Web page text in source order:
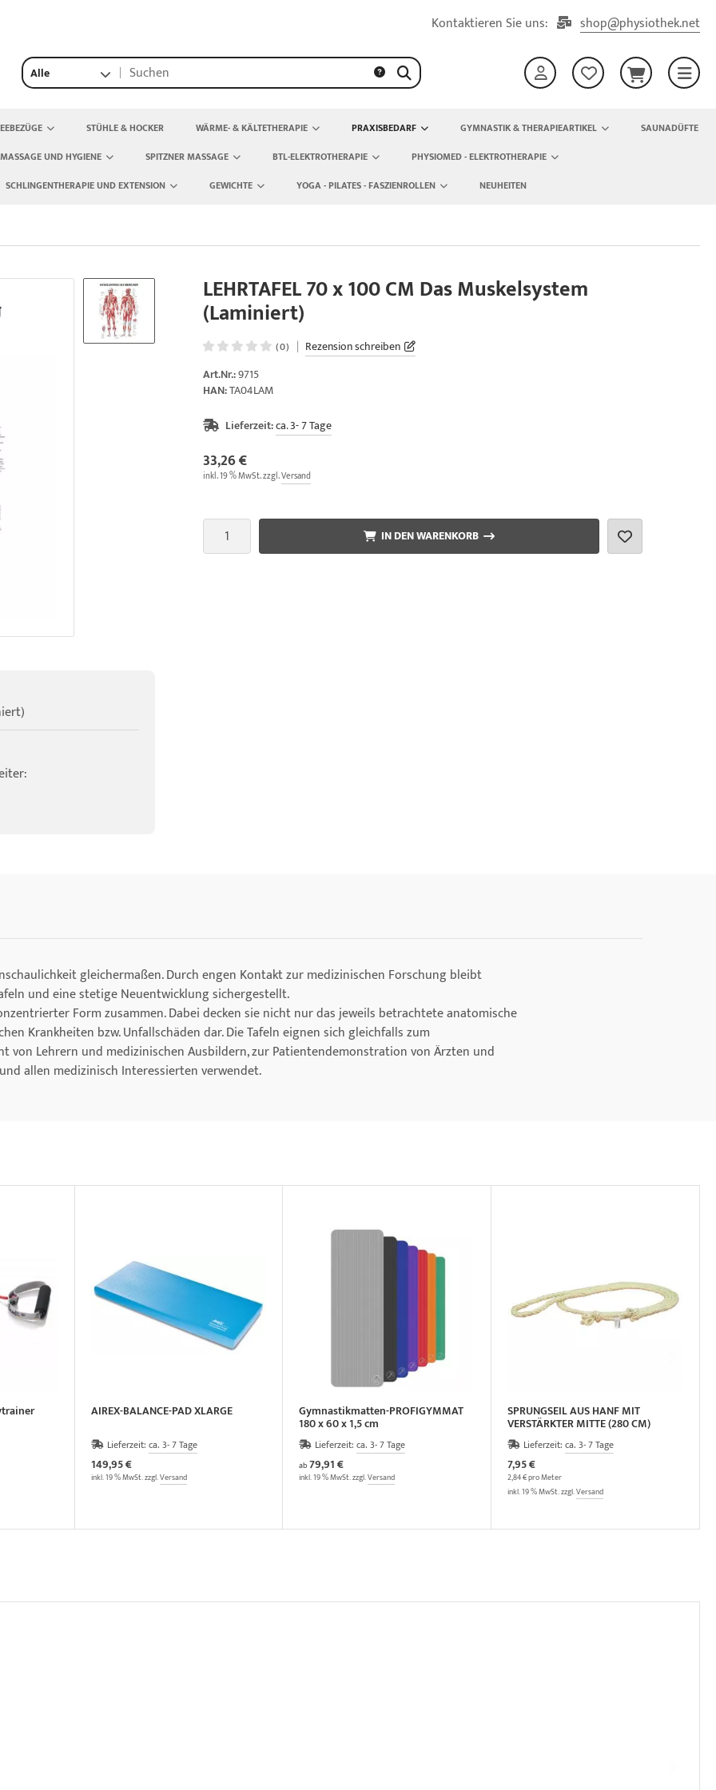
Kontaktieren Sie uns: shop@physiothek.net
Alle
STÜHLE & HOCKER WÄRME- & KÄLTETHERAPIE PRAXISBEDARF GYMNASTIK & THERAPIEARTIKEL
SAUNADÜFTE
UND HYGIENE SPITZNER MASSAGE BTL-ELEKTROTHERAPIE
PHYSIOMED - ELEKTROTHERAPIE
SCHLINGENTHERAPIE UND EXTENSION GEWICHTE YOGA - PILATES - FASZIENROLLEN NEUHEITEN
LEHRTAFEL 70 x 100 CM Das Muskelsystem
(Laminiert)
(0) | Rezension schreiben
Art.Nr.:9715
HAN:TA04LAM
Lieferzeit:ca. 3- 7 Tage
33,26 €
inkl. 19 % MwSt. zzgl.Versand
IN DEN WARENKORB
gleichermaßen. Durch engen Kontakt zur medizinischen Forschung bleibt
und eine stetige Neuentwicklung sichergestellt.
Form zusammen. Dabei decken sie nicht nur das jeweils betrachtete anatomische
Krankheiten bzw. Unfallschäden dar. Die Tafeln eignen sich gleichfalls zum
von Lehrern und medizinischen Ausbildern, zur Patientendemonstration von Ärzten und
allen medizinisch Interessierten verwendet.
AIREX-BALANCE-PAD XLARGE
Lieferzeit: ca. 3- 7 Tage
149,95 €
inkl. 19 % MwSt. zzgl.Versand
Gymnastikmatten-PROFIGYMMAT
180 x 60 x 1,5 cm
Lieferzeit:ca. 3- 7 Tage
ab79,91 €
inkl. 19 % MwSt. zzgl.Versand
SPRUNGSEIL AUS HANF MIT
VERSTÄRKTER MITTE (280 CM)
Lieferzeit: ca. 3- 7 Tage
7,95 €
2,84 € pro Meter
inkl. 19 % MwSt. zzgl.Versand